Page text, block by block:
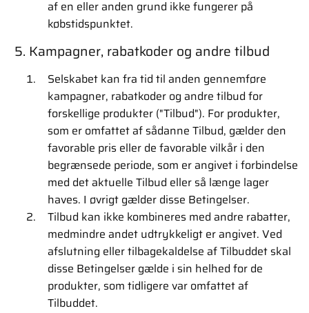
af en eller anden grund ikke fungerer på
købstidspunktet.
5. Kampagner, rabatkoder og andre tilbud
Selskabet kan fra tid til anden gennemføre
kampagner, rabatkoder og andre tilbud for
forskellige produkter ("Tilbud"). For produkter,
som er omfattet af sådanne Tilbud, gælder den
favorable pris eller de favorable vilkår i den
begrænsede periode, som er angivet i forbindelse
med det aktuelle Tilbud eller så længe lager
haves. I øvrigt gælder disse Betingelser.
Tilbud kan ikke kombineres med andre rabatter,
medmindre andet udtrykkeligt er angivet. Ved
afslutning eller tilbagekaldelse af Tilbuddet skal
disse Betingelser gælde i sin helhed for de
produkter, som tidligere var omfattet af
Tilbuddet.